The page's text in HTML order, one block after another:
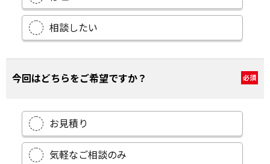
相談したい
今回はどちらをご希望ですか？ 必須
お見積り
気軽なご相談のみ